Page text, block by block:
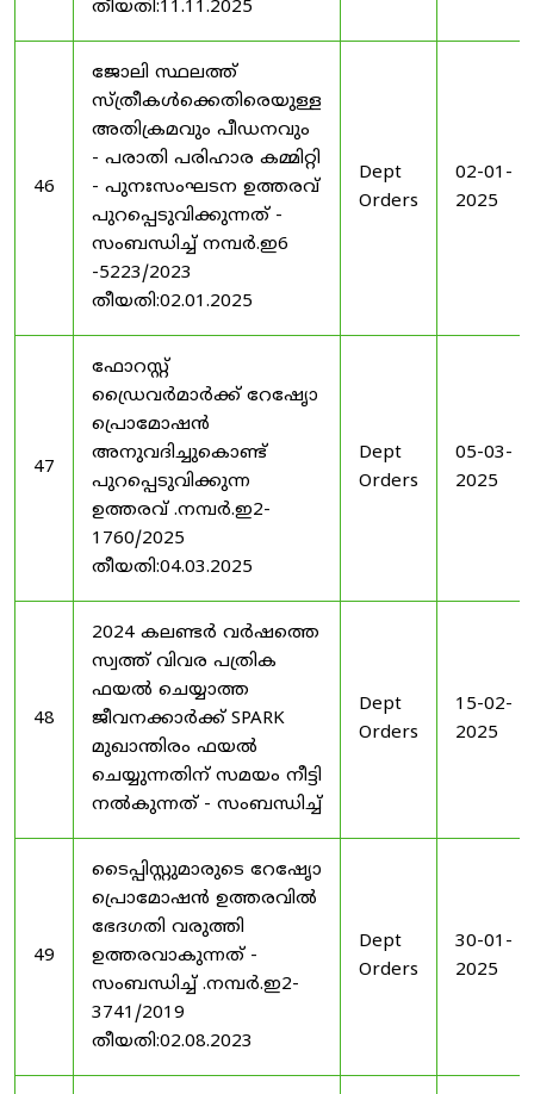
തീയതി:11.11.2025
46
ജോലി സ്ഥലത്ത്
സ്ത്രീകൾക്കെതിരെയുള്ള
അതിക്രമവും പീഡനവും
- പരാതി പരിഹാര കമ്മിറ്റി
- പുനഃസംഘടന ഉത്തരവ്
പുറപ്പെടുവിക്കുന്നത് -
സംബന്ധിച്ച് നമ്പർ.ഇ6
-5223/2023
തീയതി:02.01.2025
Dept
Orders
02-01-
2025
47
ഫോറസ്റ്റ്
ഡ്രൈവർമാർക്ക് റേഷേൃാ
പ്രൊമോഷൻ
അനുവദിച്ചുകൊണ്ട്
പുറപ്പെടുവിക്കുന്ന
ഉത്തരവ് .നമ്പർ.ഇ2-
1760/2025
തീയതി:04.03.2025
Dept
Orders
05-03-
2025
48
2024 കലണ്ടർ വർഷത്തെ
സ്വത്ത് വിവര പത്രിക
ഫയൽ ചെയ്യാത്ത
ജീവനക്കാർക്ക് SPARK
മുഖാന്തിരം ഫയൽ
ചെയ്യുന്നതിന് സമയം നീട്ടി
നൽകുന്നത് - സംബന്ധിച്ച്
Dept
Orders
15-02-
2025
49
ടൈപ്പിസ്റ്റുമാരുടെ റേഷേൃാ
പ്രൊമോഷൻ ഉത്തരവിൽ
ഭേദഗതി വരുത്തി
ഉത്തരവാകുന്നത് -
സംബന്ധിച്ച് .നമ്പർ.ഇ2-
3741/2019
തീയതി:02.08.2023
Dept
Orders
30-01-
2025